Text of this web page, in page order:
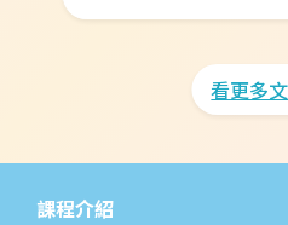
看更多
籤的機率密碼，看看 1000
課程介紹